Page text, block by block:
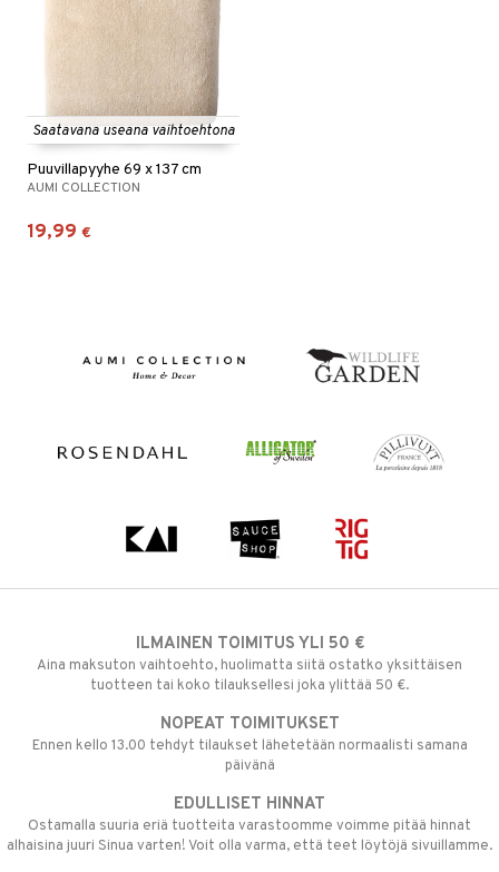
Saatavana useana vaihtoehtona
Puuvillapyyhe 69 x 137 cm
AUMI COLLECTION
19,99 €
ILMAINEN TOIMITUS YLI 50 €
Aina maksuton vaihtoehto, huolimatta siitä ostatko yksittäisen
tuotteen tai koko tilauksellesi joka ylittää 50 €.
NOPEAT TOIMITUKSET
Ennen kello 13.00 tehdyt tilaukset lähetetään normaalisti samana
päivänä
EDULLISET HINNAT
Ostamalla suuria eriä tuotteita varastoomme voimme pitää hinnat
alhaisina juuri Sinua varten! Voit olla varma, että teet löytöjä sivuillamme.